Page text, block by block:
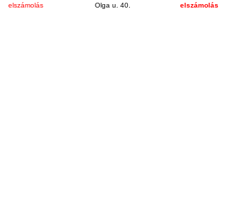
elszámolás Olga u. 40. elszámolás